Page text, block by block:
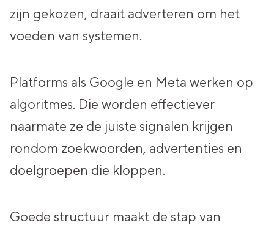
zijn gekozen, draait adverteren om het
voeden van systemen.
Platforms als Google en Meta werken op
algoritmes. Die worden effectiever
naarmate ze de juiste signalen krijgen
rondom zoekwoorden, advertenties en
doelgroepen die kloppen.
Goede structuur maakt de stap van